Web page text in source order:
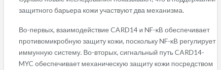
защитного барьера кожи участвуют два механизма.
Во-первых, взаимодействие CARD14 и NF-κB обеспечивает
противомикробную защиту кожи, поскольку NF-κB регулирует
иммунную систему. Во-вторых, сигнальный путь CARD14-
MYC обеспечивает механическую защиту кожи посредством